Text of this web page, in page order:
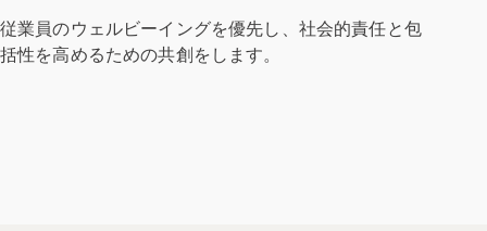
従業員のウェルビーイングを優先し、社会的責任と包
括性を高めるための共創をします。